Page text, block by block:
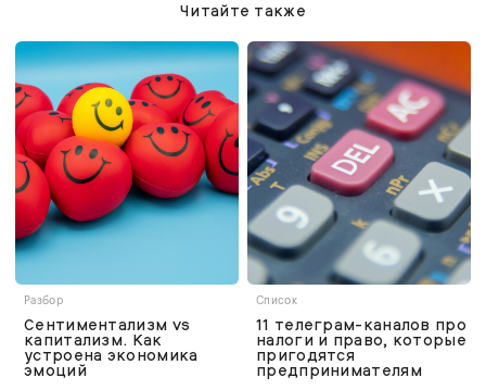
Читайте также
Разбор
Сентиментализм vs
капитализм. Как
устроена экономика
эмоций
Список
11 телеграм-каналов про
налоги и право, которые
пригодятся
предпринимателям